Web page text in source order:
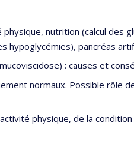
nutrition (calcul des
hypoglycémies), pancréas
: causes et
normaux. Possible rôle
physique, de la